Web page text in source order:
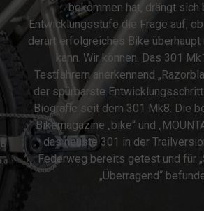
bekommen hat, drängt sich
Entwicklungsstufe die Frage auf,
derart erfolgreiches Bike
kann. Wir können. Das 301
Testfahrern anerkennend
der spürbarste
Biografie seit dem 301 Mk8. Die
Bikemagazine „bike“ und
das neuste 301 in der
Federweg bereits getest und für
„Überragend“